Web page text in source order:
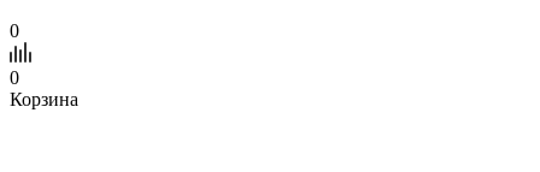
0
0
Корзина